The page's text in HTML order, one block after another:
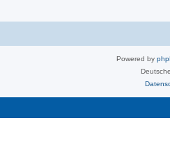
Powered by